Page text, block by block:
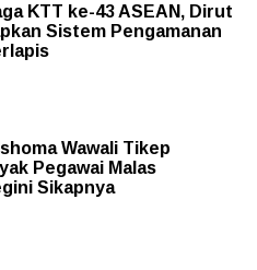
KTT ke-43 ASEAN, Dirut
Sistem Pengamanan
Wawali Tikep
Pegawai Malas
Sikapnya